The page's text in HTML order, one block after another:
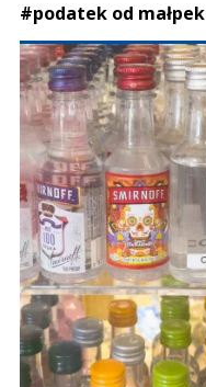
#podatek od małpek